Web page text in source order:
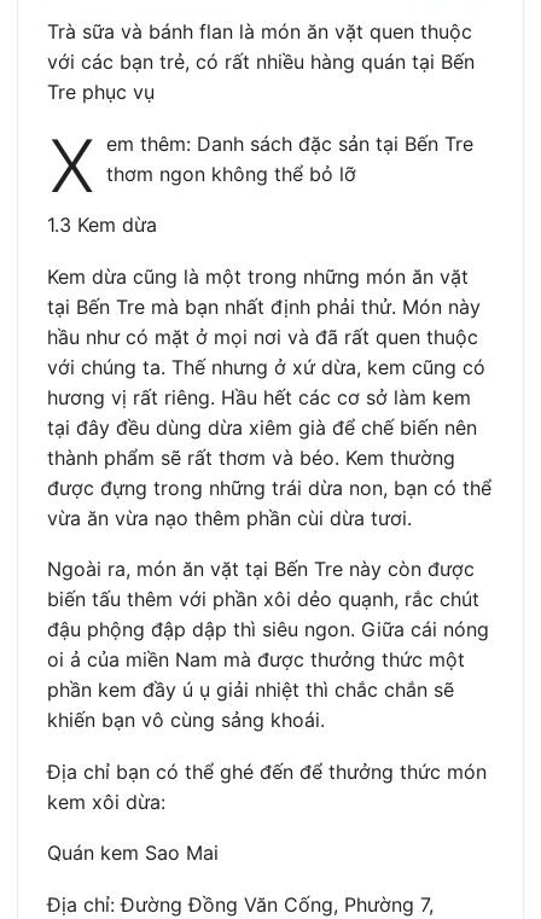
Trà sữa và bánh flan là món ăn vặt quen thuộc
với các bạn trẻ, có rất nhiều hàng quán tại Bến
Tre phục vụ
X em thêm: Danh sách đặc sản tại Bến Tre
thơm ngon không thể bỏ lỡ
1.3 Kem dừa
Kem dừa cũng là một trong những món ăn vặt
tại Bến Tre mà bạn nhất định phải thử. Món này
hầu như có mặt ở mọi nơi và đã rất quen thuộc
với chúng ta. Thế nhưng ở xứ dừa, kem cũng có
hương vị rất riêng. Hầu hết các cơ sở làm kem
tại đây đều dùng dừa xiêm già để chế biến nên
thành phẩm sẽ rất thơm và béo. Kem thường
được đựng trong những trái dừa non, bạn có thể
vừa ăn vừa nạo thêm phần cùi dừa tươi.
Ngoài ra, món ăn vặt tại Bến Tre này còn được
biến tấu thêm với phần xôi dẻo quạnh, rắc chút
đậu phộng đập dập thì siêu ngon. Giữa cái nóng
oi ả của miền Nam mà được thưởng thức một
phần kem đầy ú ụ giải nhiệt thì chắc chắn sẽ
khiến bạn vô cùng sảng khoái.
Địa chỉ bạn có thể ghé đến để thưởng thức món
kem xôi dừa:
Quán kem Sao Mai
Địa chỉ: Đường Đồng Văn Cống, Phường 7,